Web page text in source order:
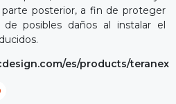
posterior, a fin de proteger
posibles daños al instalar el
es/products/teranex